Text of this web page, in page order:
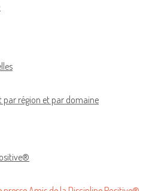
par région et par domaine